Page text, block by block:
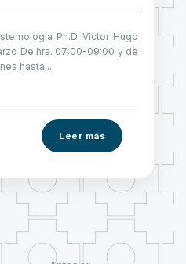
Ph.D Victor Hugo
De hrs. 07:00-09:00 y de
hasta...
Leer más